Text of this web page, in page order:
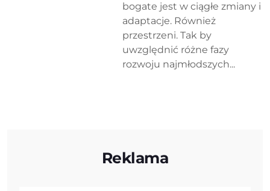
bogate jest w ciągłe zmiany i
adaptacje. Również
przestrzeni. Tak by
uwzględnić różne fazy
rozwoju najmłodszych...
Reklama